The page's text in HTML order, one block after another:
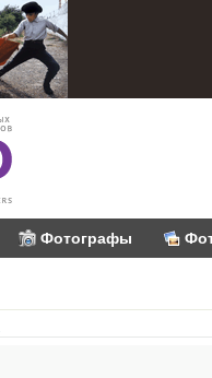
Фотографы